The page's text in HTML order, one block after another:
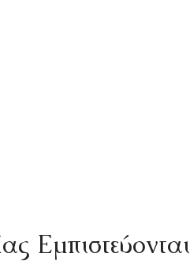
Εμπιστεύονται